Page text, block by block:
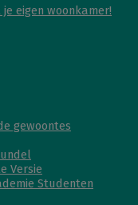
eigen woonkamer!
gewoontes
Versie
Studenten